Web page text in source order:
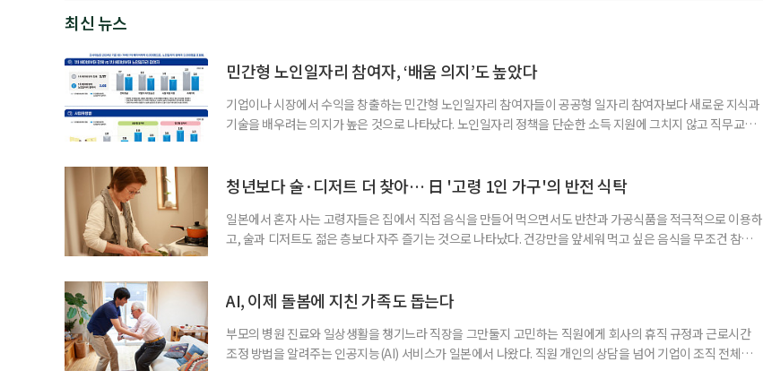
최신 뉴스
민간형 노인일자리 참여자, ‘배움 의지’도 높았다
기업이나 시장에서 수익을 창출하는 민간형 노인일자리 참여자들이 공공형 일자리 참여자보다 새로운 지식과
기술을 배우려는 의지가 높은 것으로 나타났다. 노인일자리 정책을 단순한 소득 지원에 그치지 않고 직무교육
비부머 세대 가운데 노인일자리 참여자들의 교육학습동기를 성별과 연령, 거주지역, 소득, 가구형태, 일자리 유
청년보다 술·디저트 더 찾아… 日 '고령 1인 가구'의 반전 식탁
일본에서 혼자 사는 고령자들은 집에서 직접 음식을 만들어 먹으면서도 반찬과 가공식품을 적극적으로 이용하
고, 술과 디저트도 젊은 층보다 자주 즐기는 것으로 나타났다. 건강만을 앞세워 먹고 싶은 음식을 무조건 참기보
접 만든 음식이나 남은 음식이 차지하는 비중은 51%였다. 반찬과 냉동·즉석식품, 통조림 등 외부에서 조
AI, 이제 돌봄에 지친 가족도 돕는다
부모의 병원 진료와 일상생활을 챙기느라 직장을 그만둘지 고민하는 직원에게 회사의 휴직 규정과 근로시간
조정 방법을 알려주는 인공지능(AI) 서비스가 일본에서 나왔다. 직원 개인의 상담을 넘어 기업이 조직 전체의